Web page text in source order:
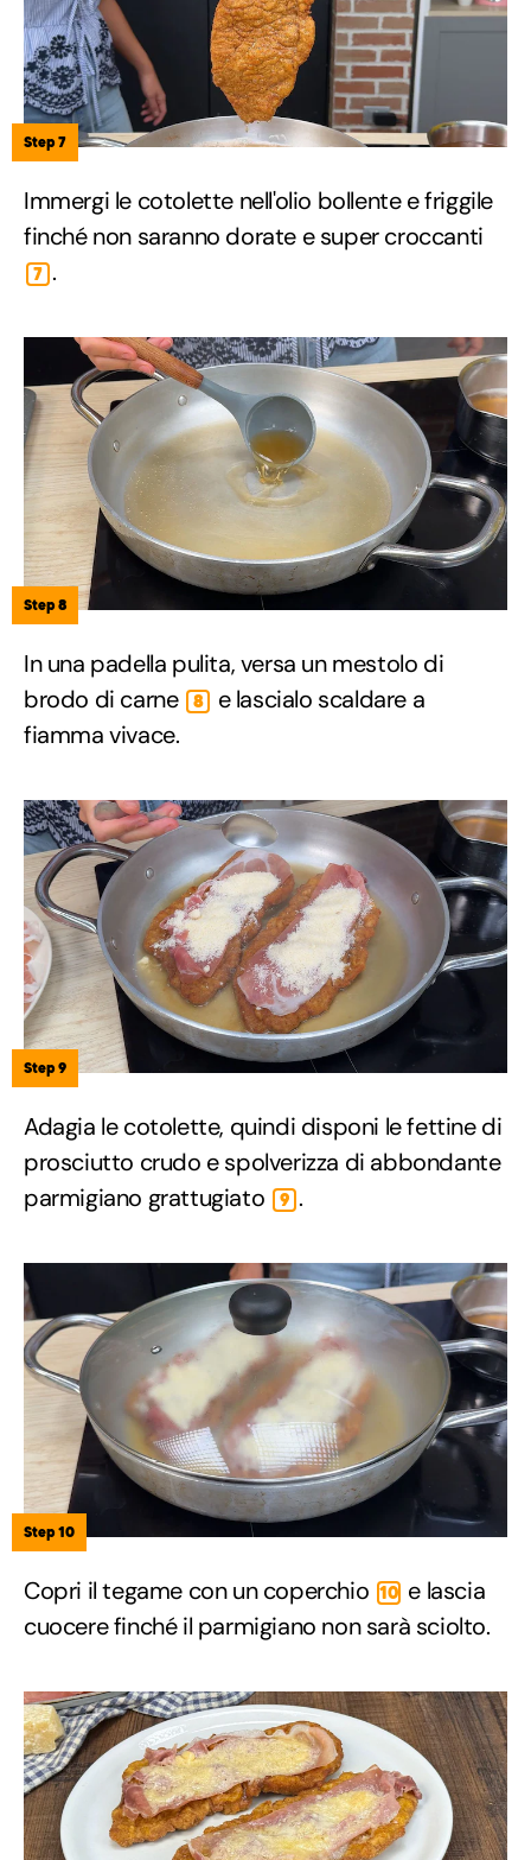
Step 7
Immergi le cotolette nell'olio bollente e friggile
finché non saranno dorate e super croccanti
7 .
Step 8
In una padella pulita, versa un mestolo di
brodo di carne
8
e lascialo scaldare a
fiamma vivace.
Step 9
Adagia le cotolette, quindi disponi le fettine di
prosciutto crudo e spolverizza di abbondante
parmigiano grattugiato
9 .
Step 10
Copri il tegame con un coperchio 10 e lascia
cuocere finché il parmigiano non sarà sciolto.